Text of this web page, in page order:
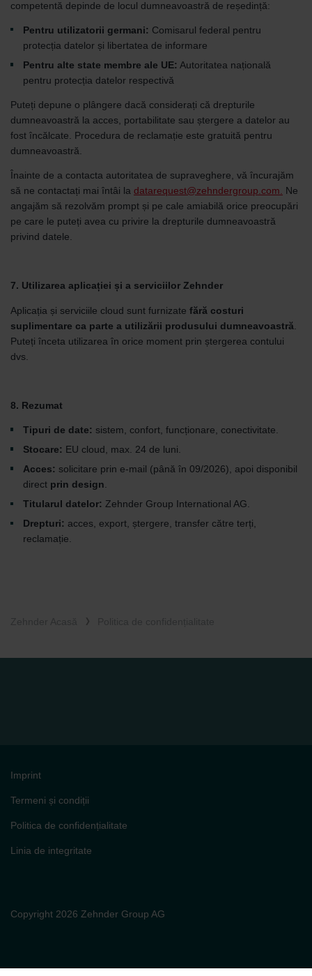
competentă depinde de locul dumneavoastră de reședință:
Pentru utilizatorii germani: Comisarul federal pentru
protecția datelor și libertatea de informare
Pentru alte state membre ale UE: Autoritatea națională
pentru protecția datelor respectivă
Puteți depune o plângere dacă considerați că drepturile
dumneavoastră la acces, portabilitate sau ștergere a datelor au
fost încălcate. Procedura de reclamație este gratuită pentru
dumneavoastră.
Înainte de a contacta autoritatea de supraveghere, vă încurajăm
să ne contactați mai întâi la datarequest@zehndergroup.com.
Ne
angajăm să rezolvăm prompt și pe cale amiabilă orice preocupări
pe care le puteți avea cu privire la drepturile dumneavoastră
privind datele.
7. Utilizarea aplicației și a serviciilor Zehnder
Aplicația și serviciile cloud sunt furnizate fără costuri
suplimentare ca parte a utilizării produsului dumneavoastră
Puteți înceta utilizarea în orice moment prin ștergerea contului
dvs.
8. Rezumat
Tipuri de date: sistem, confort, funcționare, conectivitate.
Stocare: EU cloud, max. 24 de luni.
Acces: solicitare prin e-mail (până în 09/2026), apoi disponibil
direct prin design
Titularul datelor: Zehnder Group International AG.
Drepturi: acces, export, ștergere, transfer către terți,
reclamație.
Copyright 2026 Zehnder Group AG
Imprint
Termeni și condiții
Politica de confidențialitate
Linia de integritate